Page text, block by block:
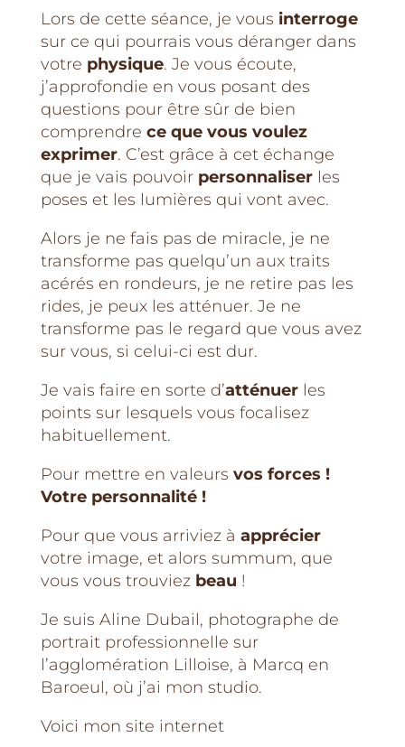
Lors de cette séance, je vous interroge
sur ce qui pourrais vous déranger dans
votre physique. Je vous écoute,
j’approfondie en vous posant des
questions pour être sûr de bien
comprendre ce que vous voulez
exprimer. C’est grâce à cet échange
que je vais pouvoir personnaliserles
poses et les lumières qui vont avec.
Alors je ne fais pas de miracle, je ne
transforme pas quelqu’un aux traits
acérés en rondeurs, je ne retire pas les
rides, je peux les atténuer. Je ne
transforme pas le regard que vous avez
sur vous, si celui-ci est dur.
Je vais faire en sorte d’atténuerles
points sur lesquels vous focalisez
habituellement.
Pour mettre en valeurs vos forces !
Votre personnalité !
Pour que vous arriviez à apprécier
votre image, et alors summum, que
vous vous trouviez beau !
Je suis Aline Dubail, photographe de
portrait professionnelle sur
l’agglomération Lilloise, à Marcq en
Baroeul, où j’ai mon studio.
Voici mon site internet